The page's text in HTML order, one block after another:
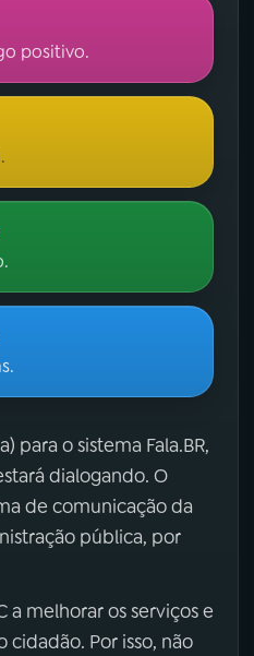
positivo.
para o sistema Fala.BR,
dialogando. O
de comunicação da
pública, por
a melhorar os serviços e
Por isso, não